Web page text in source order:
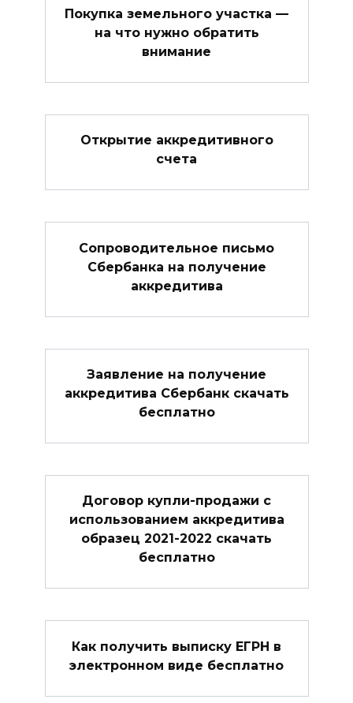
Покупка земельного участка —
на что нужно обратить
внимание
Открытие аккредитивного
счета
Сопроводительное письмо
Сбербанка на получение
аккредитива
Заявление на получение
аккредитива Сбербанк скачать
бесплатно
Договор купли-продажи с
использованием аккредитива
образец 2021-2022 скачать
бесплатно
Как получить выписку ЕГРН в
электронном виде бесплатно